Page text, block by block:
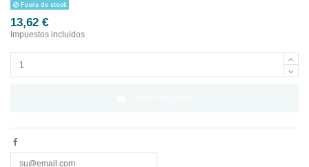
Fuera de stock
13,62 €
Impuestos incluidos